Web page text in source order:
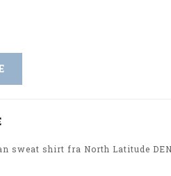
sweat shirt fra North Latitude